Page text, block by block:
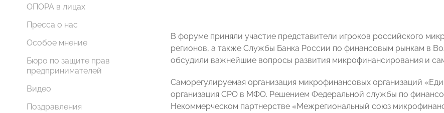
ОПОРА в лицах
Пресса о нас
Особое мнение
Бюро по защите прав
предпринимателей
Видео
Поздравления
В форуме приняли участие представители игроков российского
регионов, а также Службы Банка России по финансовым рынкам в
обсудили важнейшие вопросы развития микрофинансирования и
Саморегулируемая организация микрофинансовых организаций
организация СРО в МФО. Решением Федеральной службы по
Некоммерческом партнерстве «Межрегиональный союз